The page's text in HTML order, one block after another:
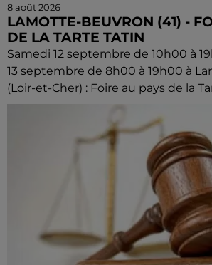
8 août 2026
LAMOTTE-BEUVRON (41) -
DE LA TARTE TATIN
Samedi 12 septembre de 10h00 à
13 septembre de 8h00 à 19h00 à
(Loir-et-Cher) : Foire au pays de la